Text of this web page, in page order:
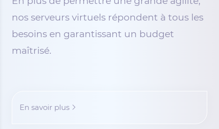
nos serveurs virtuels répondent à tous les
besoins en garantissant un budget
maîtrisé.
En savoir plus